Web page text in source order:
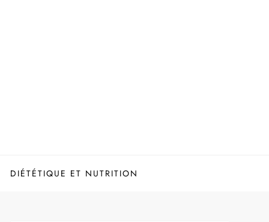
DIÉTÉTIQUE ET NUTRITION